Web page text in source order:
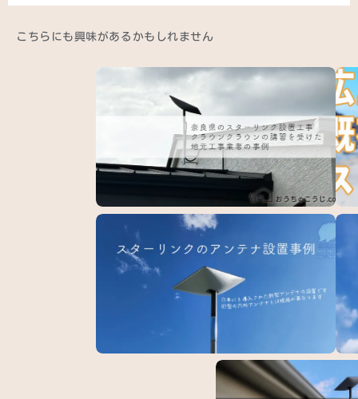
こちらにも興味があるかもしれません
奈良県大和高田市でのスターリンク工事事例｜ 広
スターリンク新型アンテナの取付事例（屋上へ
設…